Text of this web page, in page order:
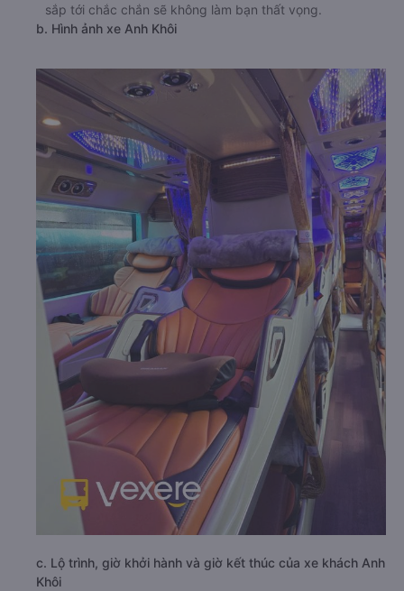
sắp tới chắc chắn sẽ không làm bạn thất vọng.
b. Hình ảnh xe Anh Khôi
c. Lộ trình, giờ khởi hành và giờ kết thúc của xe khách Anh
Khôi